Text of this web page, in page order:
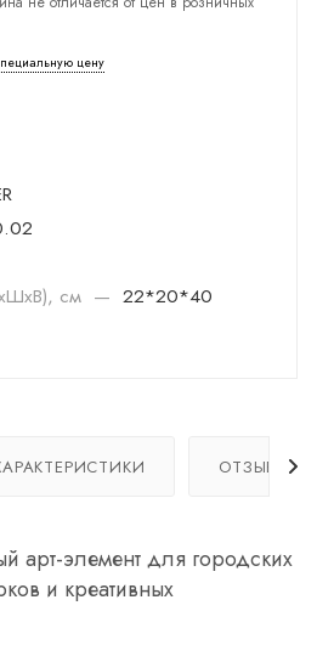
цену
см — 22*20*40
ОТЗЫВЫ
арт-элемент для городских
и креативных